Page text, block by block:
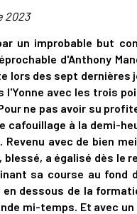
2023
un improbable but
d'Anthony
lors des sept dernières
l'Yonne avec les trois
ne pas avoir su
cafouillage à la demi-
Revenu avec de bien
blessé, a égalisé dès
sa course au fond
dessous de la
mi-temps. Et avec